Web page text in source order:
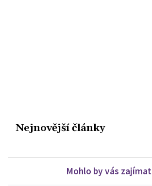
Nejnovější články
Mohlo by vás zajímat